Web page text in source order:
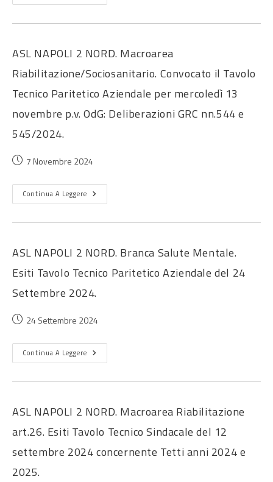
ASL NAPOLI 2 NORD. Macroarea
Riabilitazione/Sociosanitario. Convocato il Tavolo
Tecnico Paritetico Aziendale per mercoledì 13
novembre p.v. OdG: Deliberazioni GRC nn.544 e
545/2024.
7 Novembre 2024
Continua A Leggere
ASL NAPOLI 2 NORD. Branca Salute Mentale.
Esiti Tavolo Tecnico Paritetico Aziendale del 24
Settembre 2024.
24 Settembre 2024
Continua A Leggere
ASL NAPOLI 2 NORD. Macroarea Riabilitazione
art.26. Esiti Tavolo Tecnico Sindacale del 12
settembre 2024 concernente Tetti anni 2024 e
2025.